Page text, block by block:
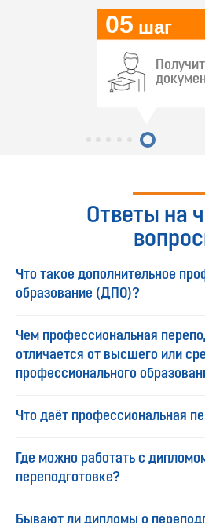
05 шаг
Ответы на
Что такое дополнительное
образование (ДПО)?
Чем профессиональная
отличается от высшего или
профессионального
Что даёт профессиональная
Где можно работать с
переподготовке?